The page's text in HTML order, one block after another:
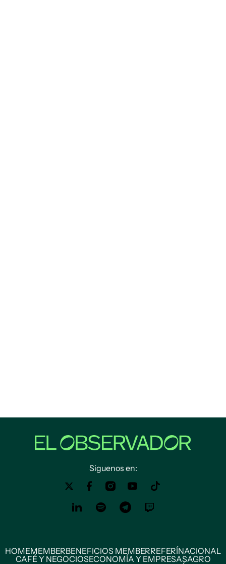
Siguenos en:
HOMEMEMBERBENEFICIOS MEMBERREFERÍNACIONAL
CAFÉ Y NEGOCIOSECONOMÍA Y EMPRESASAGRO